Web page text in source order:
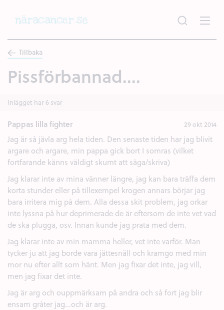
Tillbaka
Pissförbannad....
Inlägget har 6 svar
Pappas lilla fighter 29 okt 2014
Jag är så jävla arg hela tiden. Den senaste tiden har jag blivit
argare och argare, min pappa gick bort I somras (vilket
fortfarande känns väldigt skumt att säga/skriva)
Jag klarar inte av mina vänner längre, jag kan bara träffa dem
korta stunder eller på tillexempel krogen annars börjar jag
bara irritera mig på dem. Alla dessa skit problem, jag orkar
inte lyssna på hur deprimerade de är eftersom de inte vet vad
de ska plugga, osv. Innan kunde jag prata med dem.
Jag klarar inte av min mamma heller, vet inte varför. Man
tycker ju att jag borde vara jättesnäll och kramgo med min
mor nu efter allt som hänt. Men jag fixar det inte, jag vill,
men jag fixar det inte.
Jag är arg och ouppmärksam på andra och så fort jag blir
ensam gråter jag...och är arg.